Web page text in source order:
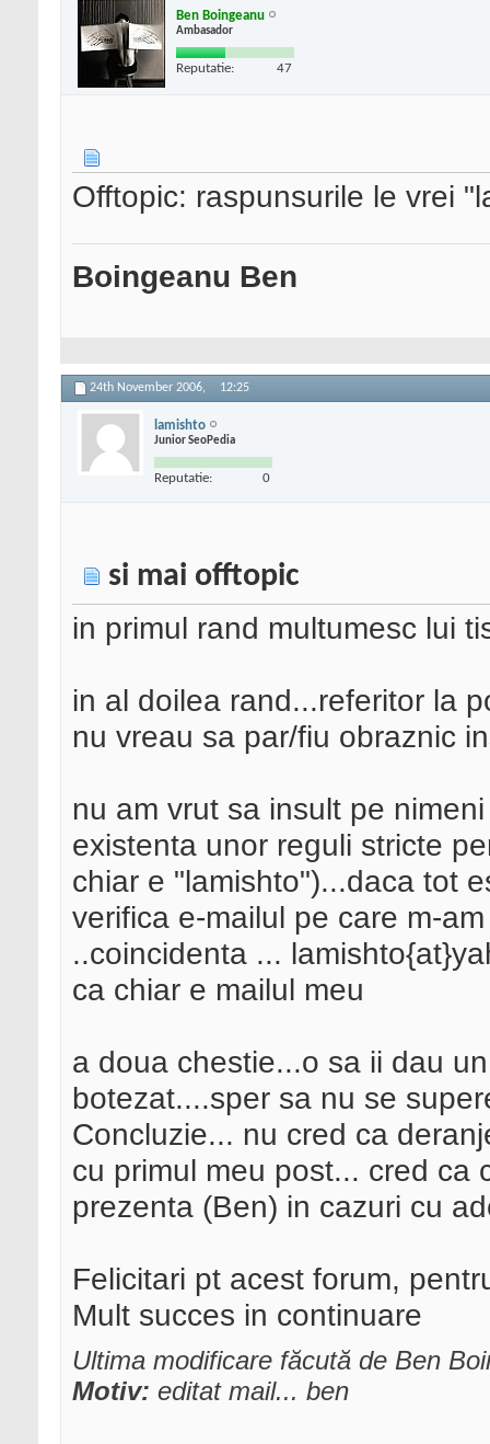
Ben Boingeanu
Ambasador
Reputatie: 47
Offtopic: raspunsurile le vrei
Boingeanu Ben
24th November 2006, 12:25
lamishto
Junior SeoPedia
Reputatie: 0
si mai offtopic
in primul rand multumesc lui
in al doilea rand...referitor la
nu vreau sa par/fiu obraznic
nu am vrut sa insult pe
existenta unor reguli stricte
chiar e "lamishto")...daca tot
verifica e-mailul pe care m-
..coincidenta ...
ca chiar e mailul meu
a doua chestie...o sa ii dau
botezat....sper sa nu se
Concluzie... nu cred ca
cu primul meu post... cred ca
prezenta (Ben) in cazuri cu
Felicitari pt acest forum,
Mult succes in continuare
Ultima modificare făcută de Ben
Motiv: editat mail... ben